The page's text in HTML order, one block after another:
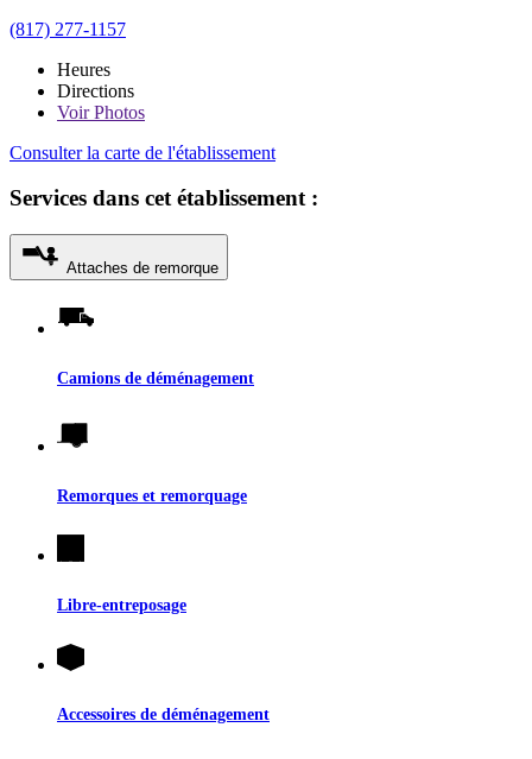
(817) 277-1157
Heures
Directions
VoirPhotos
Consulter la carte de l'établissement
Services dans cet établissement :
Attaches de remorque
Camions de déménagement
Remorques et remorquage
Libre-entreposage
Accessoires de déménagement